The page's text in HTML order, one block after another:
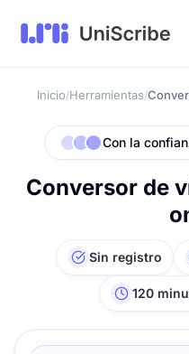
Inicio/Herramientas/
Con la
Conversor de
Sin registro
120